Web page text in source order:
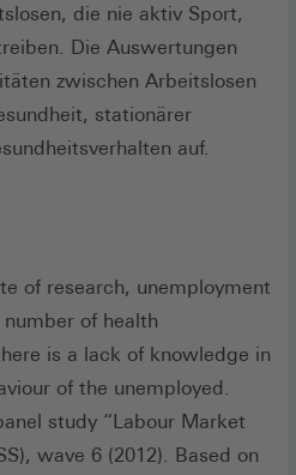
die nie aktiv Sport,
Die Auswertungen
zwischen Arbeitslosen
stationärer
auf.
of research, unemployment
of health
is a lack of knowledge in
of the unemployed.
study “Labour Market
wave 6 (2012). Based on